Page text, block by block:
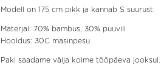
Modell on 175 cm pikk ja kannab S suurust.
Materjal: 70% bambus, 30% puuvill
Hooldus: 30C masinpesu
Paki saadame välja kolme tööpäeva